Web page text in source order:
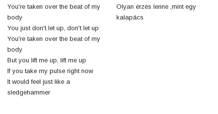
You're taken over the beat of my
body
You just don't let up, don't let up
You're taken over the beat of my
body
But you lift me up, lift me up
If you take my pulse right now
It would feel just like a
sledgehammer
Olyan érzés lenne ,mint egy
kalapács